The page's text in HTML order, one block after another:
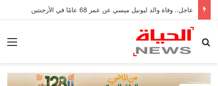
عاجل.. وفاة والد ليونيل ميسي عن عمر 68 عامًا في الأرجنتين
بحث عن